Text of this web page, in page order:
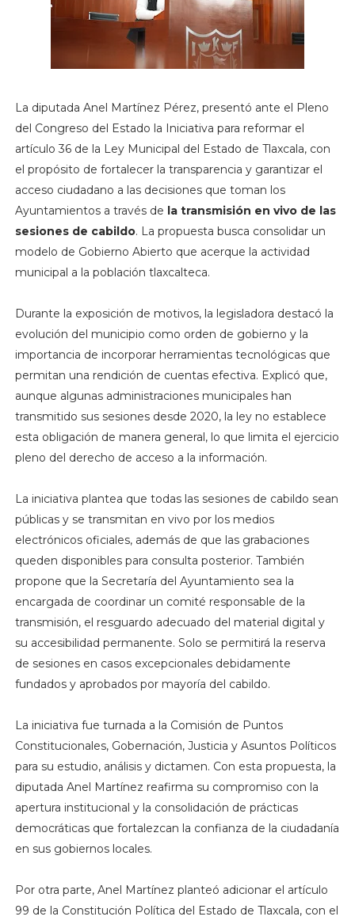
La diputada Anel Martínez Pérez, presentó ante el Pleno
del Congreso del Estado la Iniciativa para reformar el
artículo 36 de la Ley Municipal del Estado de Tlaxcala, con
el propósito de fortalecer la transparencia y garantizar el
acceso ciudadano a las decisiones que toman los
Ayuntamientos a través de la transmisión en vivo de las
sesiones de cabildo. La propuesta busca consolidar un
modelo de Gobierno Abierto que acerque la actividad
municipal a la población tlaxcalteca.
Durante la exposición de motivos, la legisladora destacó la
evolución del municipio como orden de gobierno y la
importancia de incorporar herramientas tecnológicas que
permitan una rendición de cuentas efectiva. Explicó que,
aunque algunas administraciones municipales han
transmitido sus sesiones desde 2020, la ley no establece
esta obligación de manera general, lo que limita el ejercicio
pleno del derecho de acceso a la información.
La iniciativa plantea que todas las sesiones de cabildo sean
públicas y se transmitan en vivo por los medios
electrónicos oficiales, además de que las grabaciones
queden disponibles para consulta posterior. También
propone que la Secretaría del Ayuntamiento sea la
encargada de coordinar un comité responsable de la
transmisión, el resguardo adecuado del material digital y
su accesibilidad permanente. Solo se permitirá la reserva
de sesiones en casos excepcionales debidamente
fundados y aprobados por mayoría del cabildo.
La iniciativa fue turnada a la Comisión de Puntos
Constitucionales, Gobernación, Justicia y Asuntos Políticos
para su estudio, análisis y dictamen. Con esta propuesta, la
diputada Anel Martínez reafirma su compromiso con la
apertura institucional y la consolidación de prácticas
democráticas que fortalezcan la confianza de la ciudadanía
en sus gobiernos locales.
Por otra parte, Anel Martínez planteó adicionar el artículo
99 de la Constitución Política del Estado de Tlaxcala, con el